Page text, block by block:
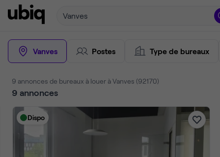
Vanves
Vanves Postes Type de bureaux
9 annonces de bureaux à louer à Vanves (92170)
9 annonces